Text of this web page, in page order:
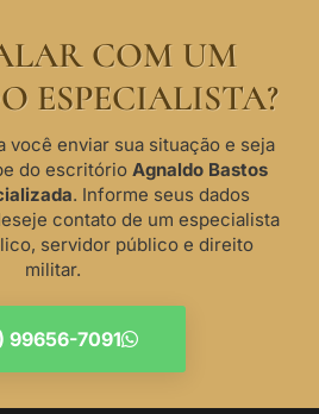
COM UM
ESPECIALISTA?
você enviar sua situação e seja
do escritório Agnaldo Bastos
. Informe seus dados
contato de um especialista
servidor público e direito
militar.
99656-7091